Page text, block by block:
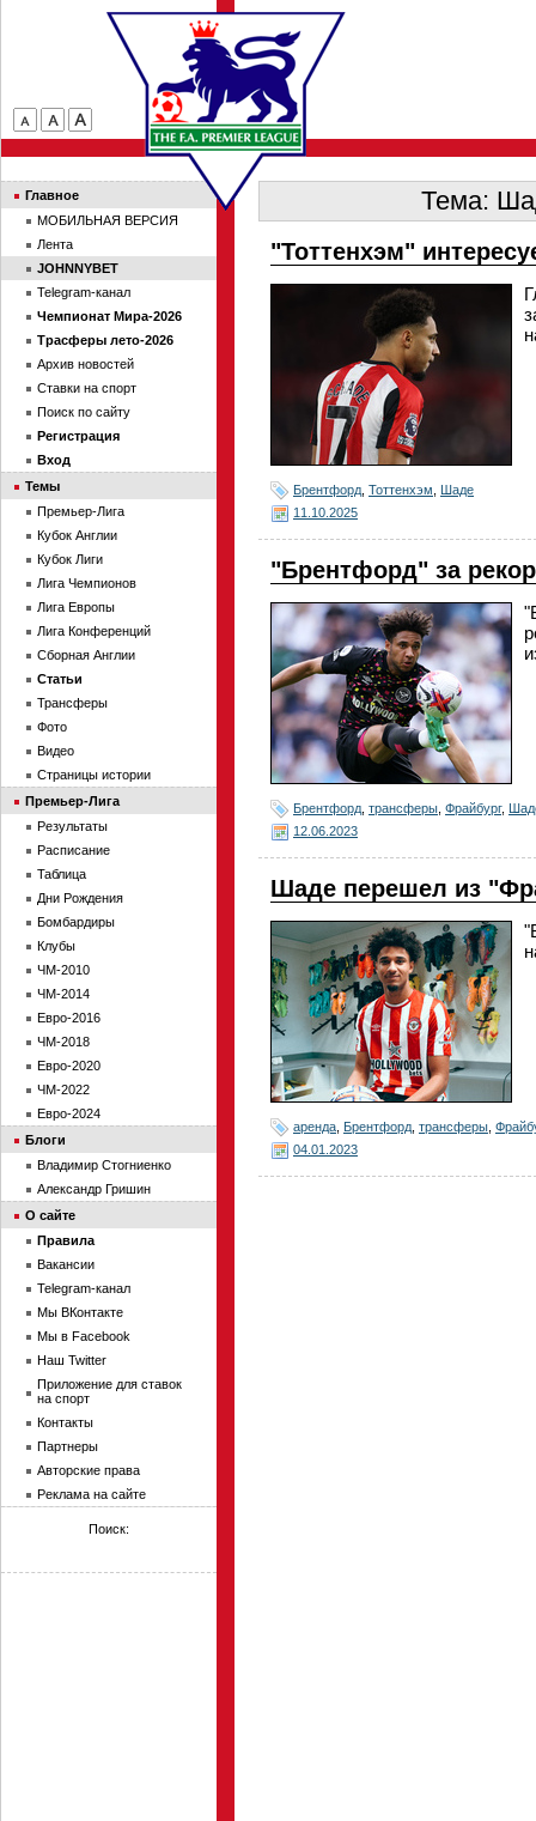
Тема:
"Тоттенхэм"
Брентфорд Тоттенхэм
Шаде
11.10.2025
"Брентфорд" за
Брентфорд трансферы Фрайбург,
12.06.2023
Шаде перешел из
аренда Брентфорд трансферы
04.01.2023
Главное
МОБИЛЬНАЯ ВЕРСИЯ
Лента
JOHNNYBET
Telegram-канал
Чемпионат Мира-2026
Трасферы лето-2026
Архив новостей
Ставки на спорт
Поиск по сайту
Регистрация
Вход
Темы
Премьер-Лига
Кубок Англии
Кубок Лиги
Лига Чемпионов
Лига Европы
Лига Конференций
Сборная Англии
Статьи
Трансферы
Фото
Видео
Страницы истории
Премьер-Лига
Результаты
Расписание
Таблица
Дни Рождения
Бомбардиры
Клубы
ЧМ-2010
ЧМ-2014
Евро-2016
ЧМ-2018
Евро-2020
ЧМ-2022
Евро-2024
Блоги
Владимир Стогниенко
Александр Гришин
О сайте
Правила
Вакансии
Telegram-канал
Мы ВКонтакте
Мы в Facebook
Наш Twitter
Приложение для ставок
на спорт
Контакты
Партнеры
Авторские права
Реклама на сайте
Поиск: